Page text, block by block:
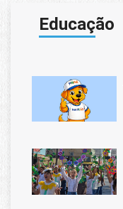
Educação